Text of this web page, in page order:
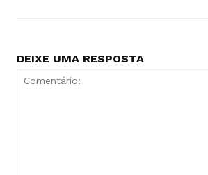
DEIXE UMA RESPOSTA